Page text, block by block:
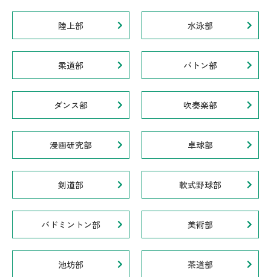
陸上部 水泳部
柔道部 バトン部
ダンス部 吹奏楽部
漫画研究部 卓球部
剣道部 軟式野球部
バドミントン部 美術部
池坊部 茶道部